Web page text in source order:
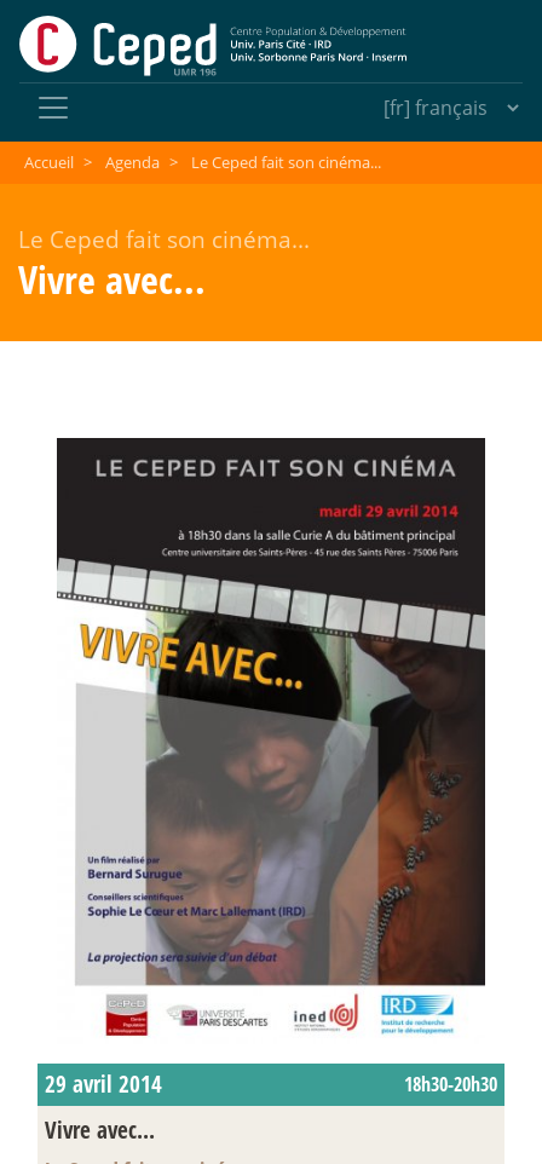
Accueil > Agenda > Le Ceped fait son cinéma...
Le Ceped fait son cinéma...
Vivre avec...
29 avril 2014 18h30-20h30
Vivre avec...